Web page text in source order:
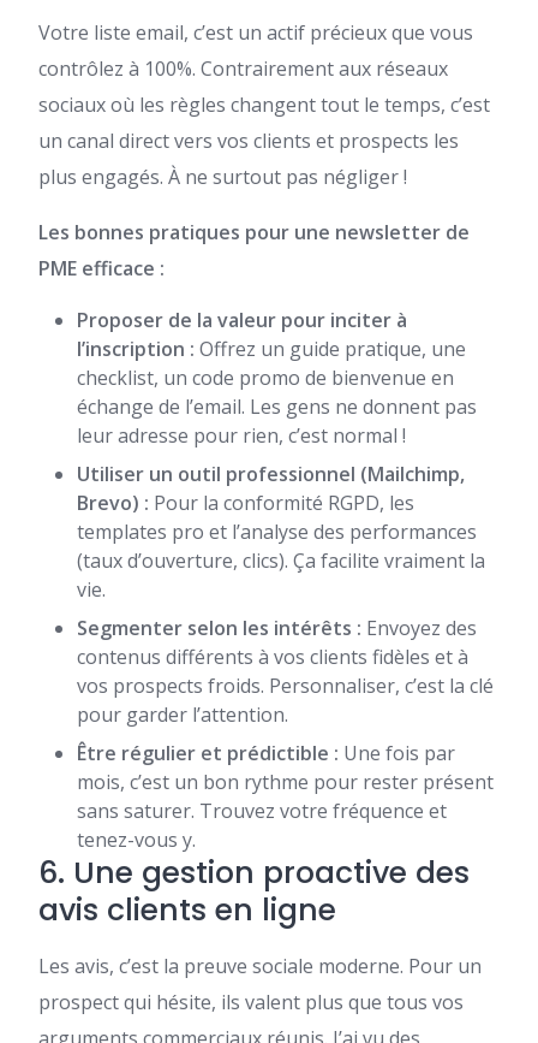
Votre liste email, c’est un actif précieux que vous
contrôlez à 100%. Contrairement aux réseaux
sociaux où les règles changent tout le temps, c’est
un canal direct vers vos clients et prospects les
plus engagés. À ne surtout pas négliger !
Les bonnes pratiques pour une newsletter de
PME efficace :
Proposer de la valeur pour inciter à
l’inscription : Offrez un guide pratique, une
checklist, un code promo de bienvenue en
échange de l’email. Les gens ne donnent pas
leur adresse pour rien, c’est normal !
Utiliser un outil professionnel (Mailchimp,
Brevo) : Pour la conformité RGPD, les
templates pro et l’analyse des performances
(taux d’ouverture, clics). Ça facilite vraiment la
vie.
Segmenter selon les intérêts : Envoyez des
contenus différents à vos clients fidèles et à
vos prospects froids. Personnaliser, c’est la clé
pour garder l’attention.
Être régulier et prédictible : Une fois par
mois, c’est un bon rythme pour rester présent
sans saturer. Trouvez votre fréquence et
tenez-vous y.
6. Une gestion proactive des
avis clients en ligne
Les avis, c’est la preuve sociale moderne. Pour un
prospect qui hésite, ils valent plus que tous vos